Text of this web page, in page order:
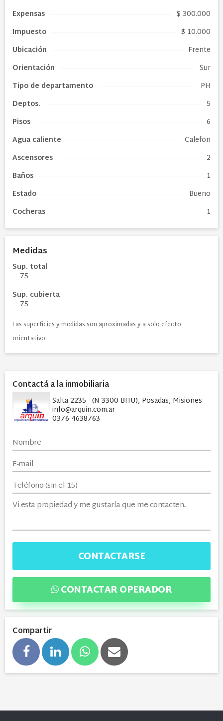
Expensas
$ 300.000
Impuesto
$ 10.000
Ubicación
Frente
Orientación
Sur
Tipo de departamento
PH
Deptos.
5
Pisos
6
Agua caliente
Calefon
Ascensores
2
Baños
1
Estado
Bueno
Cocheras
1
Medidas
Sup. total
75
Sup. cubierta
75
Las superficies y medidas son aproximadas y a solo efecto
orientativo.
Contactá a la inmobiliaria
Salta 2235 - (N 3300 BHU), Posadas, Misiones
info@arquin.com.ar
0376 4638763
CONTACTARSE
CONTACTAR OPERADOR
Compartir